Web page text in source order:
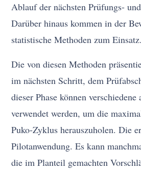
Ablauf der nächsten Prüfungs-
Darüber hinaus kommen in der
statistische Methoden zum Einsatz.
Die von diesen Methoden
im nächsten Schritt, dem
dieser Phase können
verwendet werden, um die
Puko-Zyklus herauszuholen. Die
Pilotanwendung. Es kann
die im Planteil gemachten